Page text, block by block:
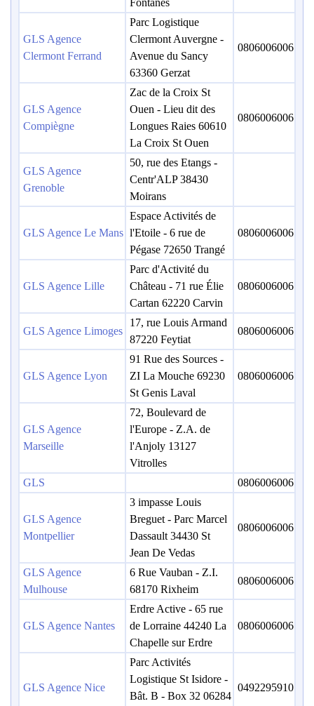
Fontanes
GLS Agence
Clermont Ferrand
Parc Logistique
Clermont Auvergne -
Avenue du Sancy
63360 Gerzat
0806006006
GLS Agence
Compiègne
Zac de la Croix St
Ouen - Lieu dit des
Longues Raies 60610
La Croix St Ouen
0806006006
GLS Agence
Grenoble
50, rue des Etangs -
Centr'ALP 38430
Moirans
GLS Agence Le Mans
Espace Activités de
l'Etoile - 6 rue de
Pégase 72650 Trangé
0806006006
GLS Agence Lille
Parc d'Activité du
Château - 71 rue Élie
Cartan 62220 Carvin
0806006006
GLS Agence Limoges
17, rue Louis Armand
87220 Feytiat
0806006006
GLS Agence Lyon
91 Rue des Sources -
ZI La Mouche 69230
St Genis Laval
0806006006
GLS Agence
Marseille
72, Boulevard de
l'Europe - Z.A. de
l'Anjoly 13127
Vitrolles
GLS
0806006006
GLS Agence
Montpellier
3 impasse Louis
Breguet - Parc Marcel
Dassault 34430 St
Jean De Vedas
0806006006
GLS Agence
Mulhouse
6 Rue Vauban - Z.I.
68170 Rixheim
0806006006
GLS Agence Nantes
Erdre Active - 65 rue
de Lorraine 44240 La
Chapelle sur Erdre
0806006006
GLS Agence Nice
Parc Activités
Logistique St Isidore -
Bât. B - Box 32 06284
0492295910